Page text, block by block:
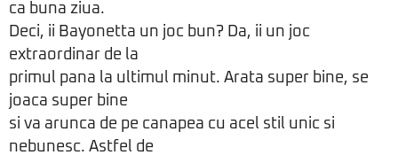
ca buna ziua.
Deci, ii Bayonetta un joc bun? Da, ii un joc
extraordinar de la
primul pana la ultimul minut. Arata super bine, se
joaca super bine
si va arunca de pe canapea cu acel stil unic si
nebunesc. Astfel de